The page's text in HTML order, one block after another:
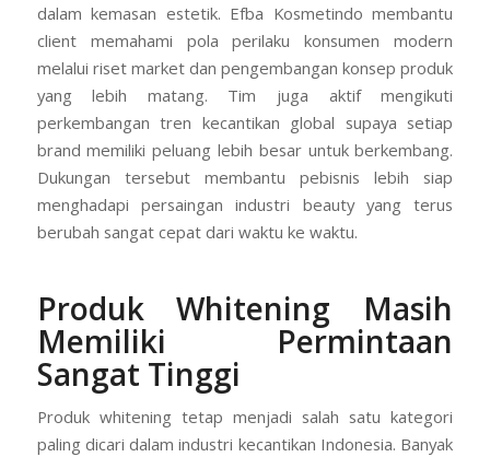
dalam kemasan estetik. Efba Kosmetindo membantu
client memahami pola perilaku konsumen modern
melalui riset market dan pengembangan konsep produk
yang lebih matang. Tim juga aktif mengikuti
perkembangan tren kecantikan global supaya setiap
brand memiliki peluang lebih besar untuk berkembang.
Dukungan tersebut membantu pebisnis lebih siap
menghadapi persaingan industri beauty yang terus
berubah sangat cepat dari waktu ke waktu.
Produk Whitening Masih
Memiliki Permintaan
Sangat Tinggi
Produk whitening tetap menjadi salah satu kategori
paling dicari dalam industri kecantikan Indonesia. Banyak